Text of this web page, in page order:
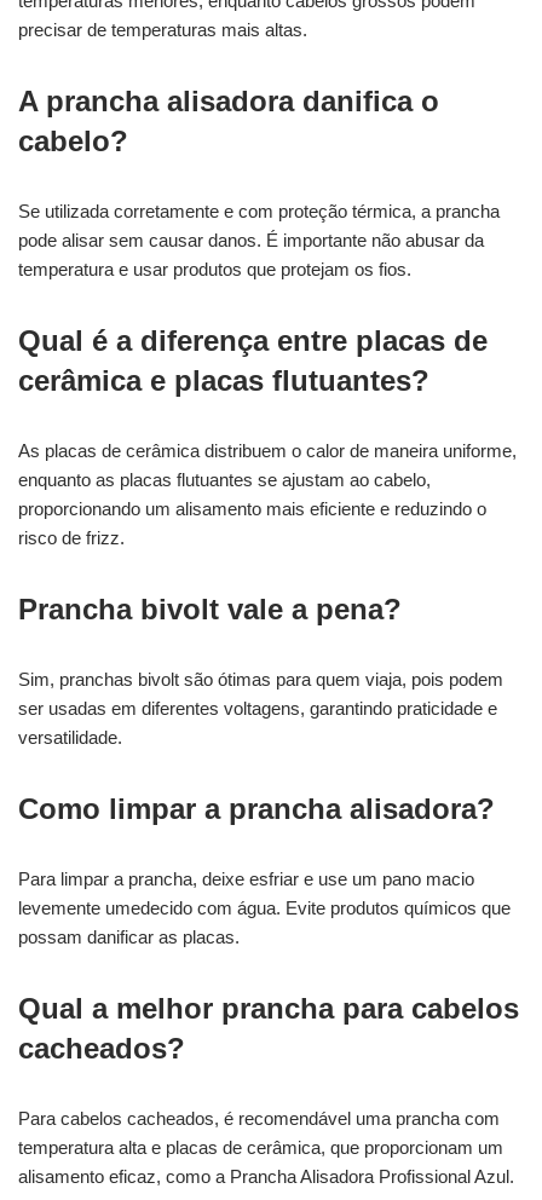
precisar de temperaturas mais altas.
A prancha alisadora danifica o
cabelo?
Se utilizada corretamente e com proteção térmica, a prancha
pode alisar sem causar danos. É importante não abusar da
temperatura e usar produtos que protejam os fios.
Qual é a diferença entre placas de
cerâmica e placas flutuantes?
As placas de cerâmica distribuem o calor de maneira uniforme,
enquanto as placas flutuantes se ajustam ao cabelo,
proporcionando um alisamento mais eficiente e reduzindo o
risco de frizz.
Prancha bivolt vale a pena?
Sim, pranchas bivolt são ótimas para quem viaja, pois podem
ser usadas em diferentes voltagens, garantindo praticidade e
versatilidade.
Como limpar a prancha alisadora?
Para limpar a prancha, deixe esfriar e use um pano macio
levemente umedecido com água. Evite produtos químicos que
possam danificar as placas.
Qual a melhor prancha para cabelos
cacheados?
Para cabelos cacheados, é recomendável uma prancha com
temperatura alta e placas de cerâmica, que proporcionam um
alisamento eficaz, como a Prancha Alisadora Profissional Azul.